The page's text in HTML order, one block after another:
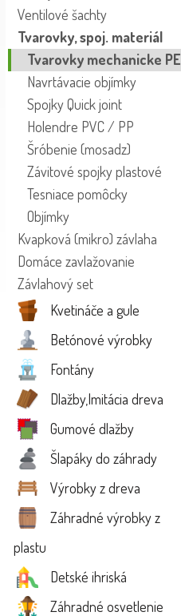
Ventilové šachty
Tvarovky, spoj. materiál
Tvarovky mechanicke PE
Navrtávacie objímky
Spojky Quick joint
Holendre PVC / PP
Šróbenie (mosadz)
Závitové spojky plastové
Tesniace pomôcky
Objímky
Kvapková (mikro) závlaha
Domáce zavlažovanie
Závlahový set
Kvetináče a gule
Betónové výrobky
Fontány
Dlažby,Imitácia dreva
Gumové dlažby
Šlapáky do záhrady
Výrobky z dreva
Záhradné výrobky z
plastu
Detské ihriská
Záhradné osvetlenie